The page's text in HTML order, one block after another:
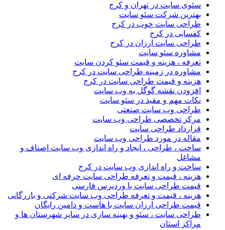
سئوی سایت در تهران و کرج
بهترین شرکت سئو سایت
طراحی سایت خوب در کرج
کفسابی در کرج
طراحی سایت ارزان در کرج
مشاوره سئو سایت
تعرفه ، هزینه و قیمت سئو کردن سایت
مشاوره در زمینه طراحی سایت در کرج
هزینه و قیمت طراحی سایت در کرج
افزودن نقشه گوگل به وب سایت
نکات مهم و مفید در سئو سایت
طراحی وب سایت صنعتی
مرکز تخصصی طراحی وب سایت
قرارداد طراحی سایت
مقاله در مورد طراحی وب سایت
ساخت ، طراحی ، ایجاد و راه اندازی وب سایت اصناف و
مشاغل
ساخت و راه اندازی وب سایت در کرج
هزینه ، قیمت و تعرفه طراحی سایت حرفه ای
قیمت طراحی سایت با وردپرس فارسی
هزینه ، قیمت و تعرفه طراحی وب سایت شرکتی و بازرگانی
قیمت طراحی ارزان سایت با هاست و دامین رایگان
طراحی سایت ، سئو و بهینه سازی در سایر شهرستان ها و
مراکز استان